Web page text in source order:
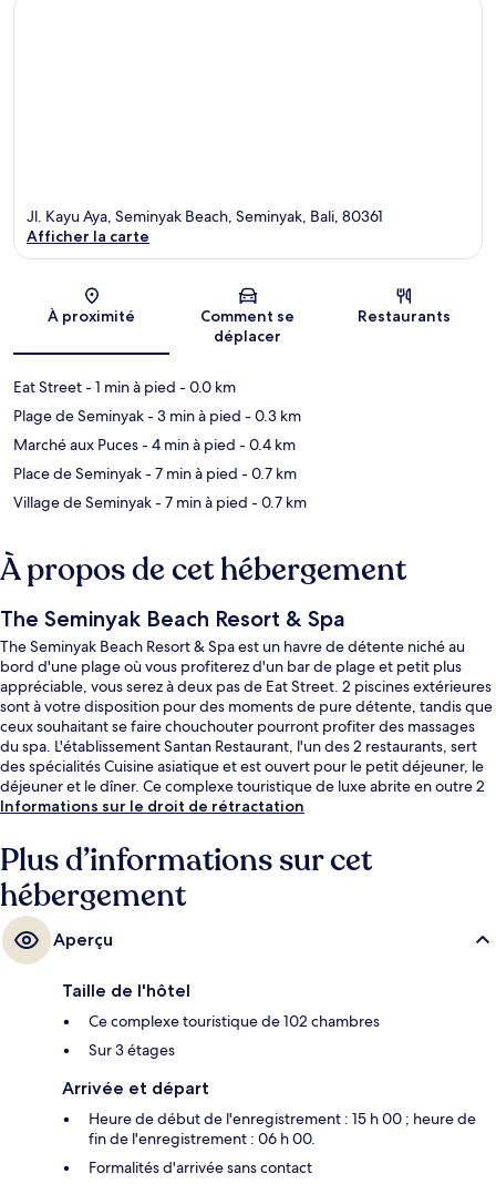
Carte
Jl. Kayu Aya, Seminyak Beach, Seminyak, Bali, 80361
Afficher la carte
À proximité
Comment se
déplacer
Restaurants
Eat Street- 1 min à pied - 0.0 km
Plage de Seminyak- 3 min à pied - 0.3 km
Marché aux Puces- 4 min à pied - 0.4 km
Place de Seminyak- 7 min à pied - 0.7 km
Village de Seminyak- 7 min à pied - 0.7 km
À propos de cet hébergement
The Seminyak Beach Resort & Spa
The Seminyak Beach Resort & Spa est un havre de détente niché au
bord d'une plage où vous profiterez d'un bar de plage et petit plus
appréciable, vous serez à deux pas de Eat Street. 2 piscines extérieures
sont à votre disposition pour des moments de pure détente, tandis que
ceux souhaitant se faire chouchouter pourront profiter des massages
du spa. L'établissement Santan Restaurant, l'un des 2 restaurants, sert
des spécialités Cuisine asiatique et est ouvert pour le petit déjeuner, le
déjeuner et le dîner. Ce complexe touristique de luxe abrite en outre 2
bars/lounges, un bar en bord de piscine et une salle de fitness ouverte
concerne le personnel attentionné et la proximité avec la plage.
Informations sur le droit de rétractation
Plus d’informations sur cet
hébergement
Aperçu
Taille de l'hôtel
Ce complexe touristique de 102 chambres
Sur 3 étages
Arrivée et départ
Heure de début de l'enregistrement : 15 h 00 ; heure de
fin de l'enregistrement : 06 h 00.
Formalités d'arrivée sans contact